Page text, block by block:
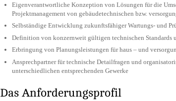
Eigenverantwortliche Konzeption von Lösungen für die
Projektmanagement von gebäudetechnischen bzw.
Selbständige Entwicklung zukunftsfähiger Wartungs- und
Definition von konzernweit gültigen technischen Standards
Erbringung von Planungsleistungen für haus – und
Ansprechpartner für technische Detailfragen und
unterschiedlichen entsprechenden Gewerke
Das Anforderungsprofil